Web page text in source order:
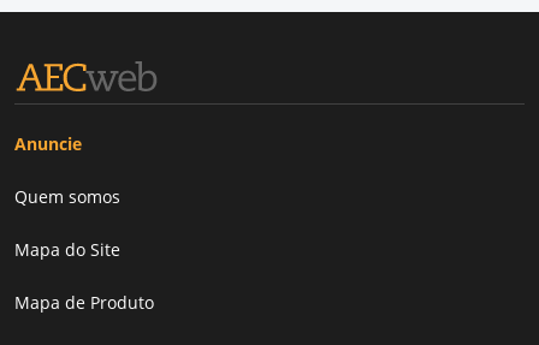
Anuncie
Quem somos
Mapa do Site
Mapa de Produto